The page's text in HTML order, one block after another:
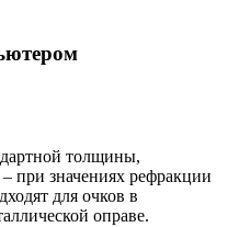
толщины,
при значениях рефракции
для очков в
оправе.